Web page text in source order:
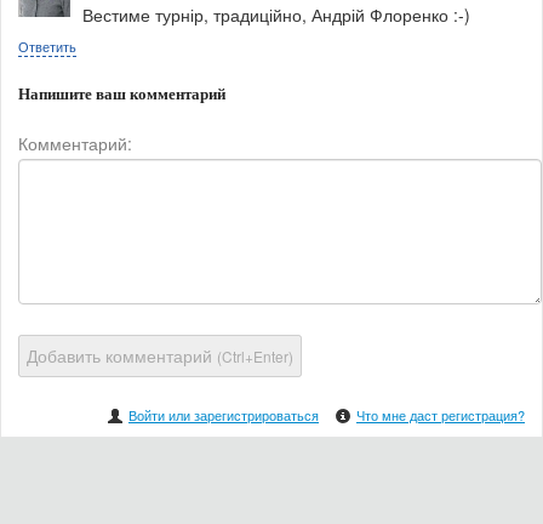
Вестиме турнір, традиційно, Андрій Флоренко :-)
Ответить
Напишите ваш комментарий
Комментарий:
Добавить комментарий (Ctrl+Enter)
Войти или зарегистрироваться Что мне даст регистрация?